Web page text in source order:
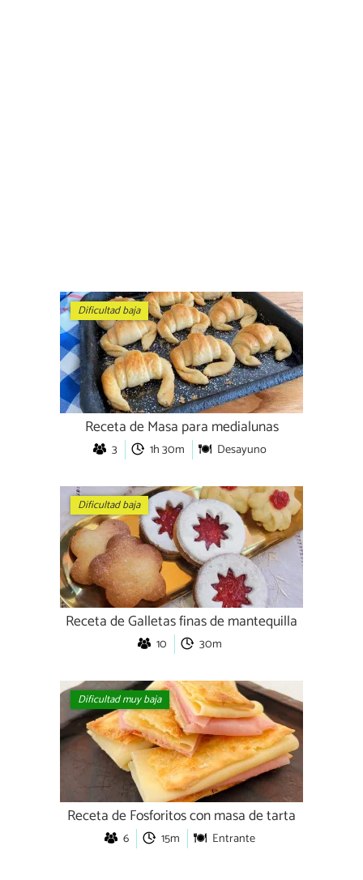
Dificultad baja
Receta de Masa para medialunas
3 1h 30m Desayuno
Dificultad baja
Receta de Galletas finas de mantequilla
10 30m
Dificultad muy baja
Receta de Fosforitos con masa de tarta
6 15m Entrante